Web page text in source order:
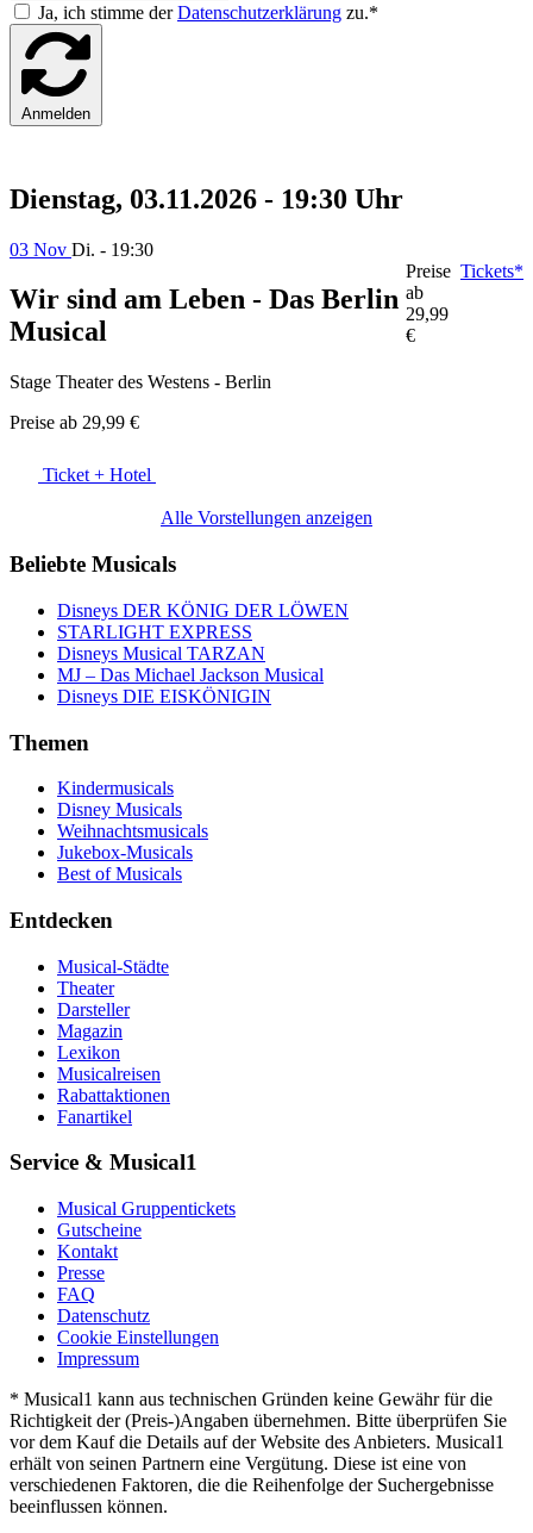
Ja, ich stimme derDatenschutzerklärung zu.*
Anmelden
Dienstag, 03.11.2026 - 19:30 Uhr
03 Nov Di. - 19:30
Wir sind am Leben - Das Berlin
Musical
Stage Theater des Westens - Berlin
Preise ab 29,99 €
Preise
ab
29,99
€
Tickets*
Ticket + Hotel
Alle Vorstellungen anzeigen
Beliebte Musicals
Disneys DER KÖNIG DER LÖWEN
STARLIGHT EXPRESS
Disneys Musical TARZAN
MJ – Das Michael Jackson Musical
Disneys DIE EISKÖNIGIN
Themen
Kindermusicals
Disney Musicals
Weihnachtsmusicals
Jukebox-Musicals
Best of Musicals
Entdecken
Musical-Städte
Theater
Darsteller
Magazin
Lexikon
Musicalreisen
Rabattaktionen
Fanartikel
Service & Musical1
Musical Gruppentickets
Gutscheine
Kontakt
Presse
FAQ
Datenschutz
Cookie Einstellungen
Impressum
* Musical1 kann aus technischen Gründen keine Gewähr für die
Richtigkeit der (Preis-)Angaben übernehmen. Bitte überprüfen Sie
vor dem Kauf die Details auf der Website des Anbieters. Musical1
erhält von seinen Partnern eine Vergütung. Diese ist eine von
verschiedenen Faktoren, die die Reihenfolge der Suchergebnisse
beeinflussen können.